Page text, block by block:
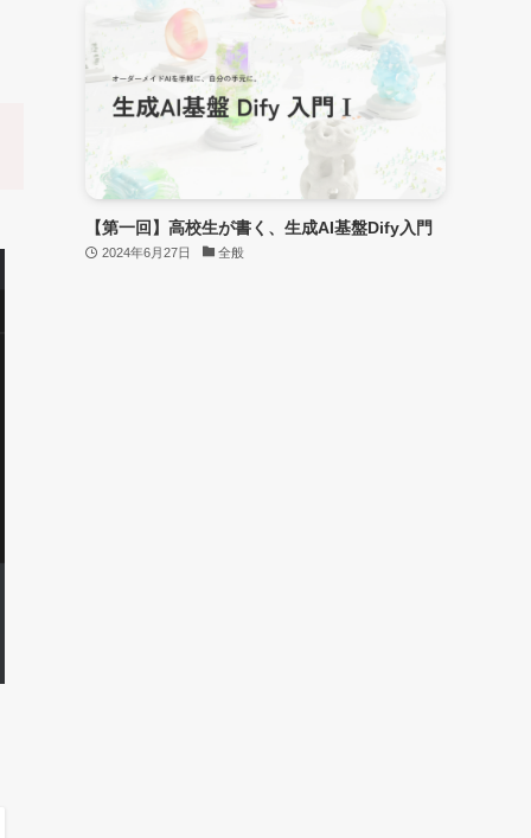
【第一回】高校生が書く、生成AI基盤Dify入門
2024年6月27日 全般